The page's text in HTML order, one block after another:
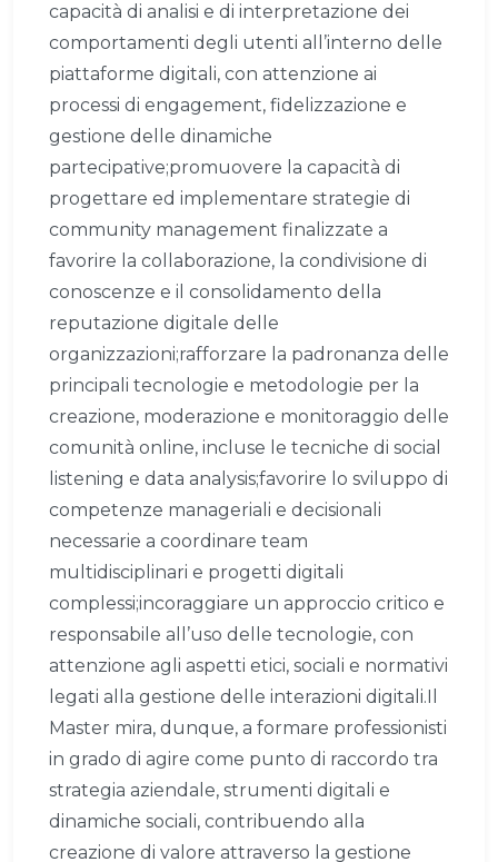
capacità di analisi e di interpretazione dei
comportamenti degli utenti all’interno delle
piattaforme digitali, con attenzione ai
processi di engagement, fidelizzazione e
gestione delle dinamiche
partecipative;promuovere la capacità di
progettare ed implementare strategie di
community management finalizzate a
favorire la collaborazione, la condivisione di
conoscenze e il consolidamento della
reputazione digitale delle
organizzazioni;rafforzare la padronanza delle
principali tecnologie e metodologie per la
creazione, moderazione e monitoraggio delle
comunità online, incluse le tecniche di social
listening e data analysis;favorire lo sviluppo di
competenze manageriali e decisionali
necessarie a coordinare team
multidisciplinari e progetti digitali
complessi;incoraggiare un approccio critico e
responsabile all’uso delle tecnologie, con
attenzione agli aspetti etici, sociali e normativi
legati alla gestione delle interazioni digitali.Il
Master mira, dunque, a formare professionisti
in grado di agire come punto di raccordo tra
strategia aziendale, strumenti digitali e
dinamiche sociali, contribuendo alla
creazione di valore attraverso la gestione